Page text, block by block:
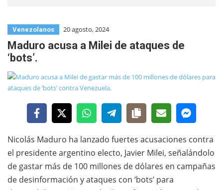
Venezolanos 20 agosto, 2024
Maduro acusa a Milei de ataques de
‘bots’.
Nicolás Maduro ha lanzado fuertes acusaciones contra
el presidente argentino electo, Javier Milei, señalándolo
de gastar más de 100 millones de dólares en campañas
de desinformación y ataques con ‘bots’ para